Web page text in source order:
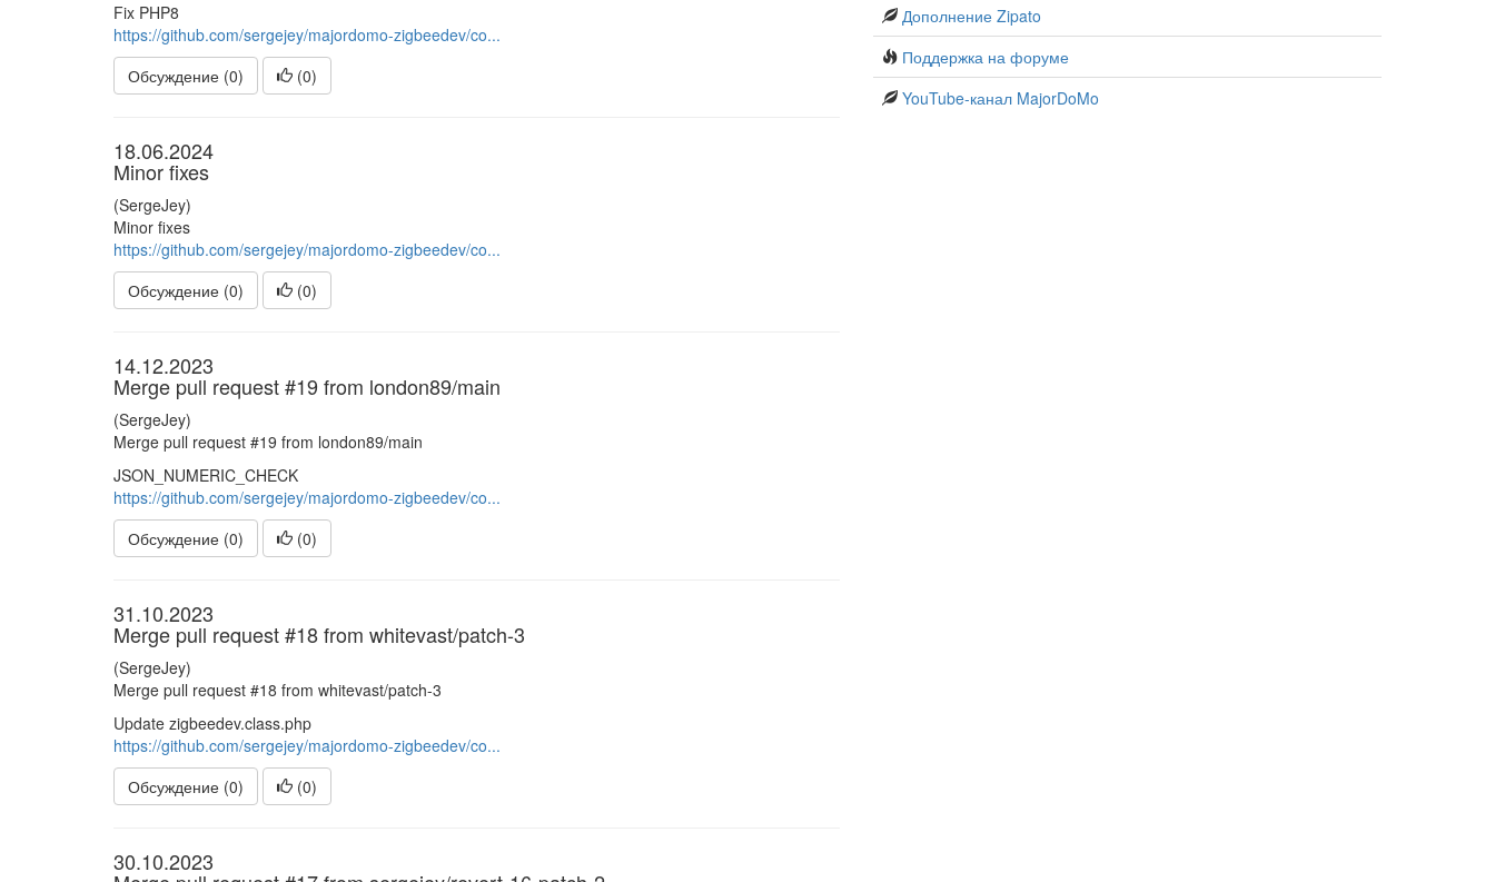
Fix PHP8
https://github.com/sergejey/majordomo-zigbeedev/co...
Обсуждение (0)
(0)
18.06.2024
Minor fixes
(SergeJey)
Minor fixes
https://github.com/sergejey/majordomo-zigbeedev/co...
Обсуждение (0)
(0)
14.12.2023
Merge pull request #19 from london89/main
(SergeJey)
Merge pull request #19 from london89/main
JSON_NUMERIC_CHECK
https://github.com/sergejey/majordomo-zigbeedev/co...
Обсуждение (0)
(0)
31.10.2023
Merge pull request #18 from whitevast/patch-3
(SergeJey)
Merge pull request #18 from whitevast/patch-3
Update zigbeedev.class.php
https://github.com/sergejey/majordomo-zigbeedev/co...
Обсуждение (0)
(0)
30.10.2023
Дополнение Zipato
Поддержка на форуме
YouTube-канал MajorDoMo